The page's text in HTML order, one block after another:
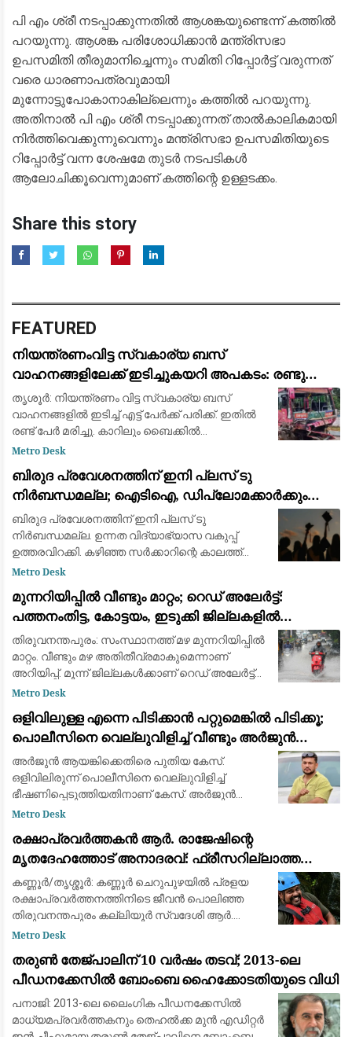
പി എം ശ്രീ നടപ്പാക്കുന്നതില്‍ ആശങ്കയുണ്ടെന്ന് കത്തില്‍
പറയുന്നു. ആശങ്ക പരിശോധിക്കാന്‍ മന്ത്രിസഭാ
ഉപസമിതി തീരുമാനിച്ചെന്നും സമിതി റിപ്പോര്‍ട്ട് വരുന്നത്
വരെ ധാരണാപത്രവുമായി
മുന്നോട്ടുപോകാനാകില്ലെന്നും കത്തില്‍ പറയുന്നു.
അതിനാല്‍ പി എം ശ്രീ നടപ്പാക്കുന്നത് താല്‍കാലികമായി
നിര്‍ത്തിവെക്കുന്നുവെന്നും മന്ത്രിസഭാ ഉപസമിതിയുടെ
റിപ്പോര്‍ട്ട് വന്ന ശേഷമേ തുടര്‍ നടപടികള്‍
ആലോചിക്കൂവെന്നുമാണ് കത്തിന്റെ ഉള്ളടക്കം.
Share this story
FEATURED
നിയന്ത്രണംവിട്ട സ്വകാര്യ ബസ്
വാഹനങ്ങളിലേക്ക് ഇടിച്ചുകയറി അപകടം: രണ്ടു
മരണം, എട്ട് പേർക്ക് പരിക്ക്
തൃശൂര്‍: നിയന്ത്രണം വിട്ട സ്വകാര്യ ബസ്
വാഹനങ്ങളില്‍ ഇടിച്ച് എട്ട് പേര്‍ക്ക് പരിക്ക്. ഇതില്‍
രണ്ട് പേർ മരിച്ചു. കാറിലും ബൈക്കിൽ
സഞ്ചരിച്ചവരാണ് മരച്ചത്. ബസ് അമിത
Metro Desk
ബിരുദ പ്രവേശനത്തിന് ഇനി പ്ലസ് ടു
നിർബന്ധമല്ല; ഐടിഐ, ഡിപ്ലോമക്കാർക്കും
അവസരം നൽകി ഉന്നത വിദ്യാഭ്യാസ വകുപ്പ്
ഉത്തരവിറക്കി
ബിരുദ പ്രവേശനത്തിന് ഇനി പ്ലസ് ടു
നിർബന്ധമല്ല. ഉന്നത വിദ്യാഭ്യാസ വകുപ്പ്
ഉത്തരവിറക്കി. കഴിഞ്ഞ സർക്കാറിന്റെ കാലത്ത്
നൽകിയ പ്രൊപ്പോസലിനാണ് അംഗീകാരമായത്.
മറ്റു ഭാഷ കോ
Metro Desk
മുന്നറിയിപ്പില്‍ വീണ്ടും മാറ്റം; റെഡ് അലേർട്ട്:
പത്തനംതിട്ട, കോട്ടയം, ഇടുക്കി ജില്ലകളില്‍
അതിതീവ്രമാകും
തിരുവനന്തപുരം: സംസ്ഥാനത്ത് മഴ മുന്നറിയിപ്പില്‍
മാറ്റം. വീണ്ടും മഴ അതിതീവ്രമാകുമെന്നാണ്
അറിയിപ്പ്. മൂന്ന് ജില്ലകള്‍ക്കാണ് റെഡ് അലേര്‍ട്ട്
നല്‍കിയിരിക്കുന്നത്. പത്തനംതിട്ട, കോട്ടയം, ഇടുക്കി
Metro Desk
ഒളിവിലുള്ള എന്നെ പിടിക്കാൻ പറ്റുമെങ്കിൽ പിടിക്കൂ;
പൊലീസിനെ വെല്ലുവിളിച്ച് വീണ്ടും അർജുൻ
ആയങ്കി
അർജുൻ ആയങ്കിക്കെതിരെ പുതിയ കേസ്.
ഒളിവിലിരുന്ന് പൊലീസിനെ വെല്ലുവിളിച്ച്
ഭീഷണിപ്പെടുത്തിയതിനാണ് കേസ്. അർജുൻ
ആയ്യങ്കിക്കെതിരെ ഊന്നുകൽ പൊലീസ്
ഭീഷണിപ്പെടുത്തിയതിലാണ് നടപടി. നേരത്
Metro Desk
രക്ഷാപ്രവർത്തകൻ ആർ. രാജേഷിന്റെ
മൃതദേഹത്തോട് അനാദരവ്: ഫ്രീസറില്ലാത്ത
ആംബുലൻസിൽ കൊണ്ടുപോയത് ചാവക്കാട് വരെ;
ഒടുവിൽ വാഹനം മാറ്റി
കണ്ണൂർ/തൃശ്ശൂർ: കണ്ണൂർ ചെറുപുഴയിൽ പ്രളയ
രക്ഷാപ്രവർത്തനത്തിനിടെ ജീവൻ പൊലിഞ്ഞ
തിരുവനന്തപുരം കല്ലിയൂർ സ്വദേശി ആർ.
രാജേഷിന്റെ (36) ഭൗതികദേഹത്തോട്
ഗവ. മെഡിക്കൽ കോളേജ് ആശ
Metro Desk
തരുൺ തേജ്പാലിന് 10 വർഷം തടവ്; 2013-ലെ
പീഡനക്കേസിൽ ബോംബെ ഹൈക്കോടതിയുടെ വിധി
പനാജി: 2013-ലെ ലൈംഗിക പീഡനക്കേസിൽ
മാധ്യമപ്രവർത്തകനും തെഹൽക്ക മുൻ എഡിറ്റർ